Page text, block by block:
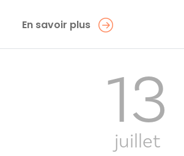
En savoir plus
13
juillet